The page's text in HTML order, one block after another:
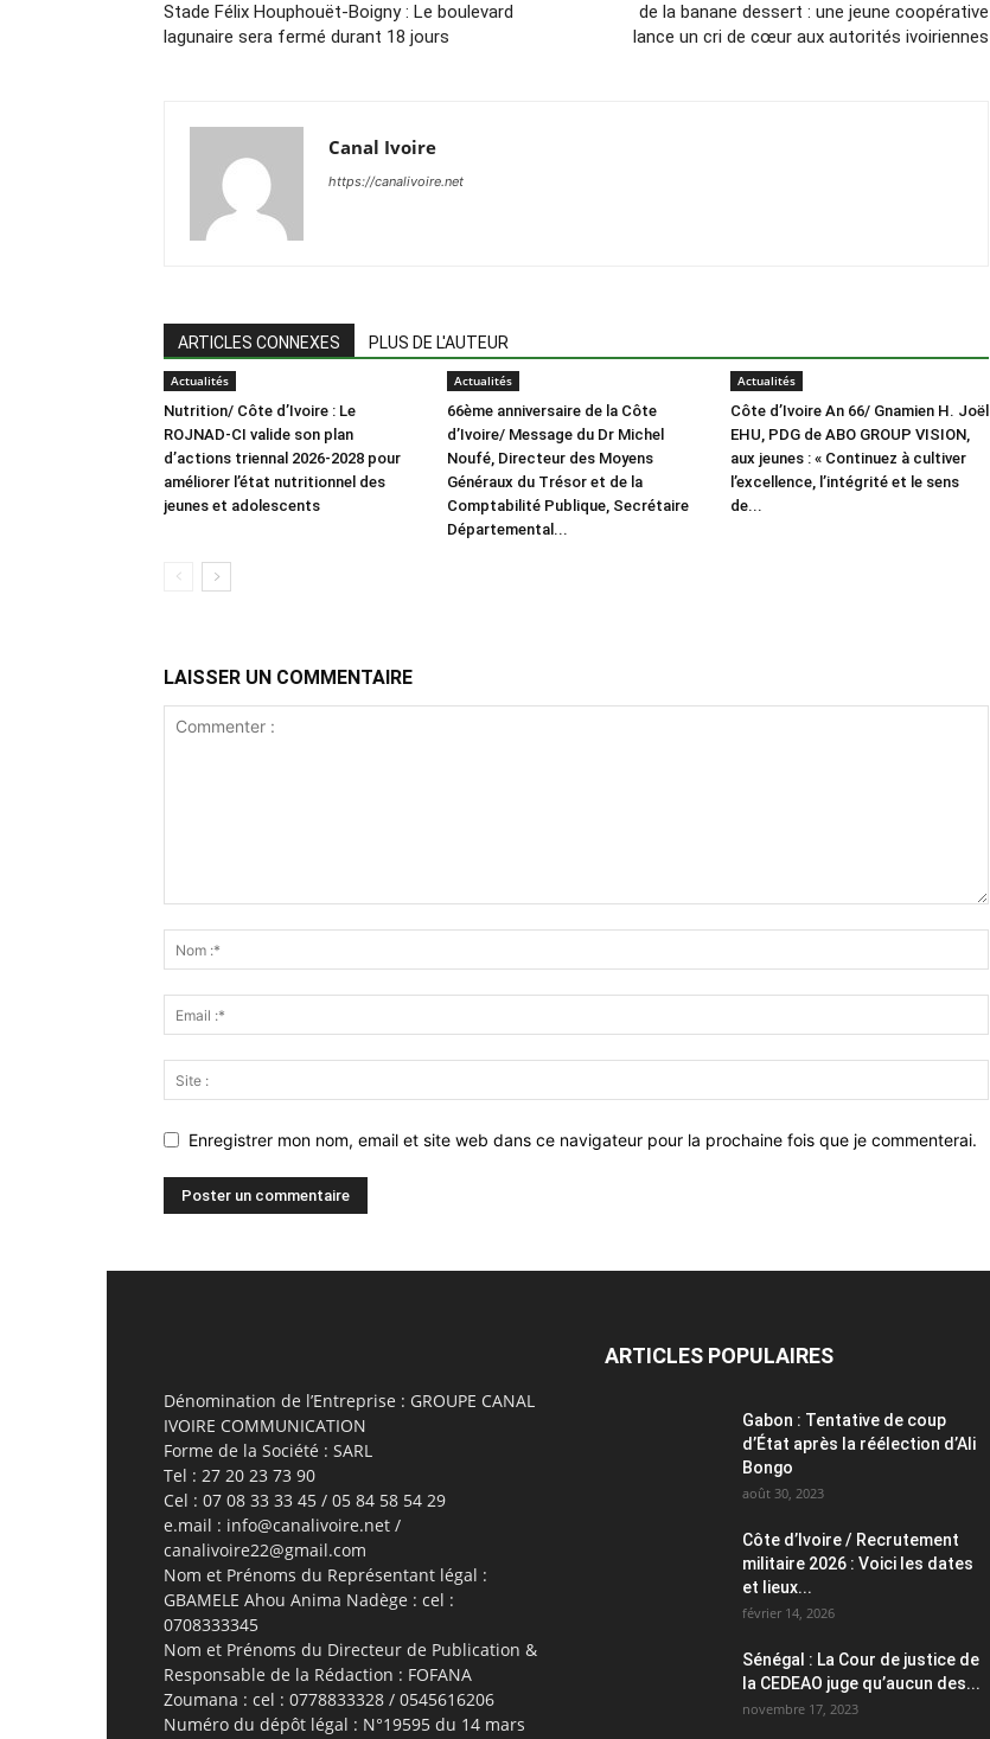
Stade Félix Houphouët-Boigny : Le boulevard
lagunaire sera fermé durant 18 jours
de la banane dessert : une jeune coopérative
lance un cri de cœur aux autorités ivoiriennes
Canal Ivoire
https://canalivoire.net
ARTICLES CONNEXES PLUS DE L'AUTEUR
Actualités
Nutrition/ Côte d’Ivoire : Le
ROJNAD-CI valide son plan
d’actions triennal 2026-2028 pour
améliorer l’état nutritionnel des
jeunes et adolescents
Actualités
66ème anniversaire de la Côte
d’Ivoire/ Message du Dr Michel
Noufé, Directeur des Moyens
Généraux du Trésor et de la
Comptabilité Publique, Secrétaire
Départemental...
Actualités
Côte d’Ivoire An 66/ Gnamien H. Joël
EHU, PDG de ABO GROUP VISION,
aux jeunes : « Continuez à cultiver
l’excellence, l’intégrité et le sens
de...
LAISSER UN COMMENTAIRE
Enregistrer mon nom, email et site web dans ce navigateur pour la prochaine fois que je commenterai.
Dénomination de l’Entreprise : GROUPE CANAL
IVOIRE COMMUNICATION
Forme de la Société : SARL
Tel : 27 20 23 73 90
Cel : 07 08 33 33 45 / 05 84 58 54 29
e.mail : info@canalivoire.net /
canalivoire22@gmail.com
Nom et Prénoms du Représentant légal :
GBAMELE Ahou Anima Nadège : cel :
0708333345
Nom et Prénoms du Directeur de Publication &
Responsable de la Rédaction : FOFANA
Zoumana : cel : 0778833328 / 0545616206
Numéro du dépôt légal : N°19595 du 14 mars
ARTICLES POPULAIRES
Gabon : Tentative de coup
d’État après la réélection d’Ali
Bongo
août 30, 2023
Côte d’Ivoire / Recrutement
militaire 2026 : Voici les dates
et lieux...
février 14, 2026
Sénégal : La Cour de justice de
la CEDEAO juge qu’aucun des...
novembre 17, 2023